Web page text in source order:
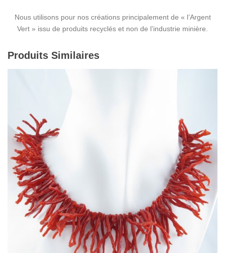
Nous utilisons pour nos créations principalement de « l’Argent
Vert » issu de produits recyclés et non de l’industrie minière.
Produits Similaires